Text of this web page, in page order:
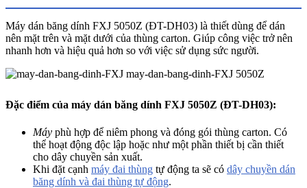
Máy dán băng dính FXJ 5050Z (ĐT-DH03) là thiết dùng để dán
nên mặt trên và mặt dưới của thùng carton. Giúp công việc trở nên
nhanh hơn và hiệu quả hơn so với việc sử dụng sức người.
Đặc điểm của máy dán băng dính FXJ 5050Z (ĐT-DH03):
Máy phù hợp để niêm phong và đóng gói thùng carton. Có
thể hoạt động độc lập hoặc như một phần thiết bị cần thiết
cho dây chuyền sản xuất.
Khi đặt cạnh máy đai thùng tự động ta sẽ có dây chuyền dán
băng dính và đai thùng tự động.